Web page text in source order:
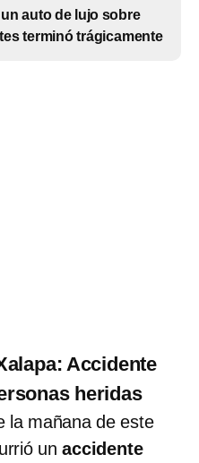
auto de lujo sobre
terminó trágicamente
Accidente
heridas
la mañana de este
unaccidente